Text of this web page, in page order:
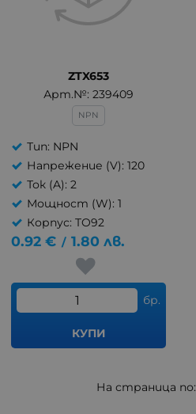
ZTX653
Арт.№: 239409
NPN
Тип: NPN
Напрежение (V): 120
Ток (A): 2
Мощност (W): 1
Корпус: TO92
0.92 € / 1.80 лв.
бр.
КУПИ
На страница по: